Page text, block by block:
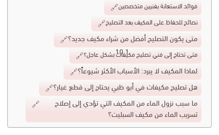
فوائد الاستعانة بفنيين متخصصين
نصائح للحفاظ على المكيف بعد التصليح
متى يكون التصليح أفضل من شراء مكيف جديد؟
متى تحتاج إلى فني تصليح مكيفات بشكل عاجل؟
لماذا المكيف لا يبرد: الأسباب الأكثر شيوعاً؟
هل تصليح مكيفات في أبو ظبي يحتاج إلى قطع غيار؟
ما سبب نزول الماء من المكيف التي تؤدي إلى إصلاح
تسريب الماء من مكيف السبليت؟